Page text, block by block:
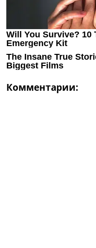
Комментарии: